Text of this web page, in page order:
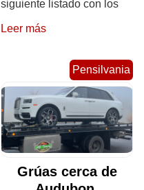
siguiente listado con los
Leer más
Pensilvania
Grúas cerca de